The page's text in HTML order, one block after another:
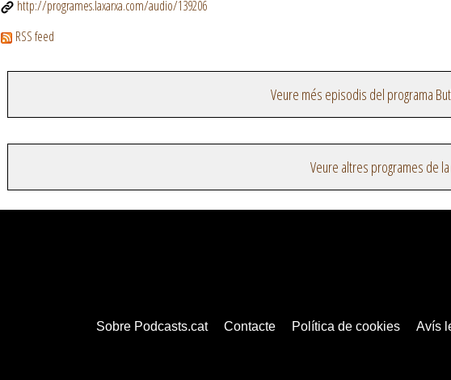
http://programes.laxarxa.com/audio/139206
RSS feed
Veure més episodis del programa
Veure altres programes de
Sobre Podcasts.cat Contacte Política de cookies Avís